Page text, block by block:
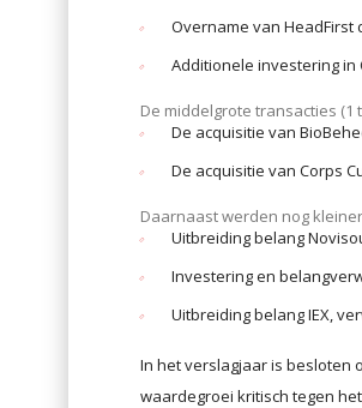
Overname van
Additionele investering
De middelgrote transacties
De acquisitie van
De acquisitie van Corps
Daarnaast werden nog
Uitbreiding belang
Investering en
Uitbreiding belang IEX,
In het verslagjaar is besloten
waardegroei kritisch tegen